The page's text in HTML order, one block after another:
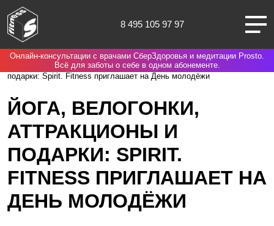
8 495 105 97 97
Москва
О НАС
КЛУБЫ
ТРЕНИРОВКИ
Онлайн-консультации с врачами СберЗдоровья и медитации Prosto.
Всё для заботы о себе в одном абонементе.
Spirit. Fitness Новости
Йога, велогонки, аттракционы и
подарки: Spirit. Fitness приглашает на День молодёжи
ЙОГА, ВЕЛОГОНКИ,
АТТРАКЦИОНЫ И
ПОДАРКИ: SPIRIT.
FITNESS ПРИГЛАШАЕТ НА
ДЕНЬ МОЛОДЁЖИ